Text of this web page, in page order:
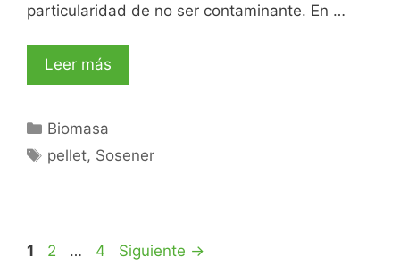
particularidad de no ser contaminante. En …
Leer más
Biomasa
pellet, Sosener
1 2 … 4 Siguiente →